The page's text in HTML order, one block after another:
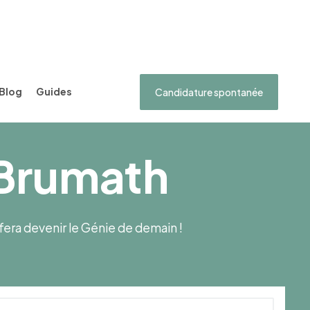
Blog Guides Candidature spontanée
devenir le Génie de demain !